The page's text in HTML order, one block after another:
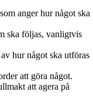
anger hur något ska
ska följas, vanligtvis
hur något ska utföras
att göra något.
att agera på